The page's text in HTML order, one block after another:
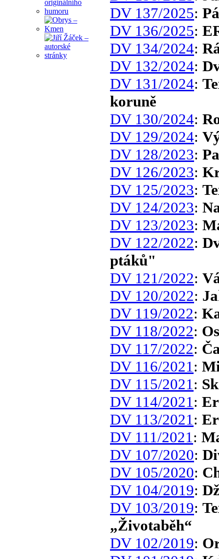
DV 137/2025:
DV 136/2025:
DV 134/2024:
DV 132/2024:
DV 131/2024:
koruně
DV 130/2024:
DV 129/2024:
DV 128/2023:
DV 126/2023:
DV 125/2023:
DV 124/2023:
DV 123/2023:
DV 122/2022:
ptáků"
DV 121/2022:
DV 120/2022:
DV 119/2022:
DV 118/2022:
DV 117/2022:
DV 116/2021 :
DV 115/2021 :
DV 114/2021 :
DV 113/2021 :
DV 111/2021 :
DV 107/2020:
DV 105/2020:
DV 104/2019:
DV 103/2019:
„Životaběh“
DV 102/2019: